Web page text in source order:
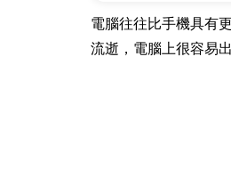
電腦往往比手機具有
流逝，電腦上很容易